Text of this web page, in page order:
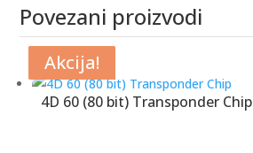
Povezani proizvodi
Povezani proizvodi
Akcija!
4D 60 (80 bit) Transponder Chip
Akcija!
Akcija!
Akcija!